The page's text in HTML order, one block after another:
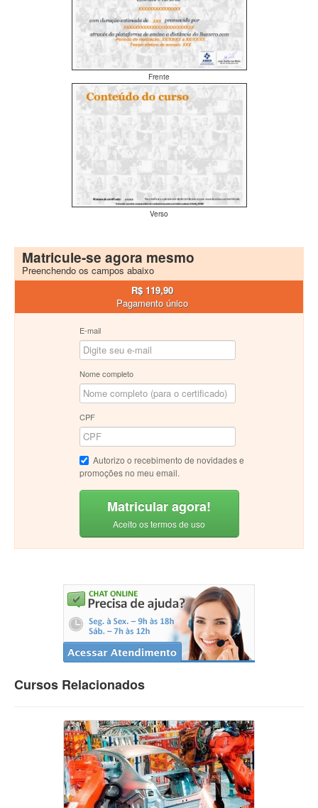
Frente
Verso
Matricule-se agora mesmo
Preenchendo os campos abaixo
R$ 119,90
Pagamento único
E-mail
Nome completo
CPF
Autorizo o recebimento de novidades e
promoções no meu email.
Matricular agora!
Aceito os termos de uso
Cursos Relacionados